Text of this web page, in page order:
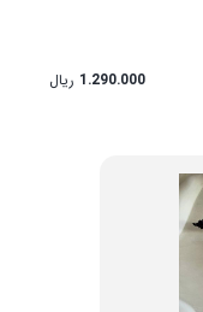
1.290.000 ریال